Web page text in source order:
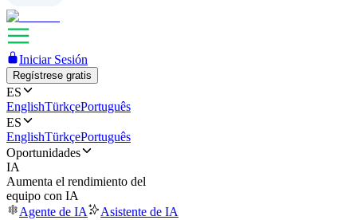
Iniciar Sesión
Regístrese gratis
ES
EnglishTürkçePortuguês
ES
EnglishTürkçePortuguês
Oportunidades
IA
Aumenta el rendimiento del
equipo con IA
Agente de IA
Asistente de IA